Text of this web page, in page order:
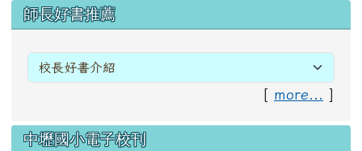
右邊區域內容
師長好書推薦
[ more... ]
中壢國小電子校刊